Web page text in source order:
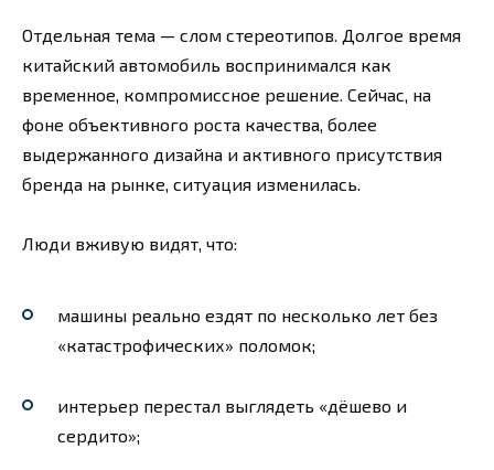
Отдельная тема — слом стереотипов. Долгое время
китайский автомобиль воспринимался как
временное, компромиссное решение. Сейчас, на
фоне объективного роста качества, более
выдержанного дизайна и активного присутствия
бренда на рынке, ситуация изменилась.
Люди вживую видят, что:
машины реально ездят по несколько лет без
«катастрофических» поломок;
интерьер перестал выглядеть «дёшево и
сердито»;